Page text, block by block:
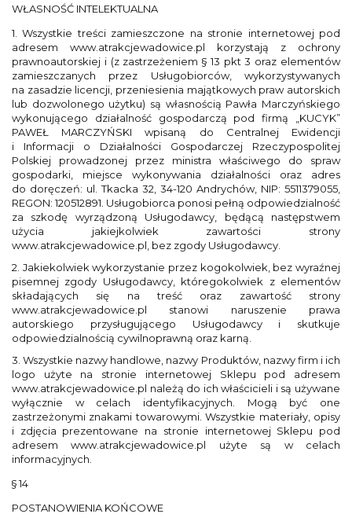
WŁASNOŚĆ INTELEKTUALNA
1. Wszystkie treści zamieszczone na stronie internetowej pod
adresem www.atrakcjewadowice.pl korzystają z ochrony
prawnoautorskiej i (z zastrzeżeniem § 13 pkt 3 oraz elementów
zamieszczanych przez Usługobiorców, wykorzystywanych
na zasadzie licencji, przeniesienia majątkowych praw autorskich
lub dozwolonego użytku) są własnością Pawła Marczyńskiego
wykonującego działalność gospodarczą pod firmą „KUCYK”
PAWEŁ MARCZYŃSKI wpisaną do Centralnej Ewidencji
i Informacji o Działalności Gospodarczej Rzeczypospolitej
Polskiej prowadzonej przez ministra właściwego do spraw
gospodarki, miejsce wykonywania działalności oraz adres
do doręczeń: ul. Tkacka 32, 34-120 Andrychów, NIP: 5511379055,
REGON: 120512891. Usługobiorca ponosi pełną odpowiedzialność
za szkodę wyrządzoną Usługodawcy, będącą następstwem
użycia jakiejkolwiek zawartości strony
www.atrakcjewadowice.pl, bez zgody Usługodawcy.
2. Jakiekolwiek wykorzystanie przez kogokolwiek, bez wyraźnej
pisemnej zgody Usługodawcy, któregokolwiek z elementów
składających się na treść oraz zawartość strony
www.atrakcjewadowice.pl stanowi naruszenie prawa
autorskiego przysługującego Usługodawcy i skutkuje
odpowiedzialnością cywilnoprawną oraz karną.
3. Wszystkie nazwy handlowe, nazwy Produktów, nazwy firm i ich
logo użyte na stronie internetowej Sklepu pod adresem
www.atrakcjewadowice.pl należą do ich właścicieli i są używane
wyłącznie w celach identyfikacyjnych. Mogą być one
zastrzeżonymi znakami towarowymi. Wszystkie materiały, opisy
i zdjęcia prezentowane na stronie internetowej Sklepu pod
adresem www.atrakcjewadowice.pl użyte są w celach
informacyjnych.
§ 14
POSTANOWIENIA KOŃCOWE